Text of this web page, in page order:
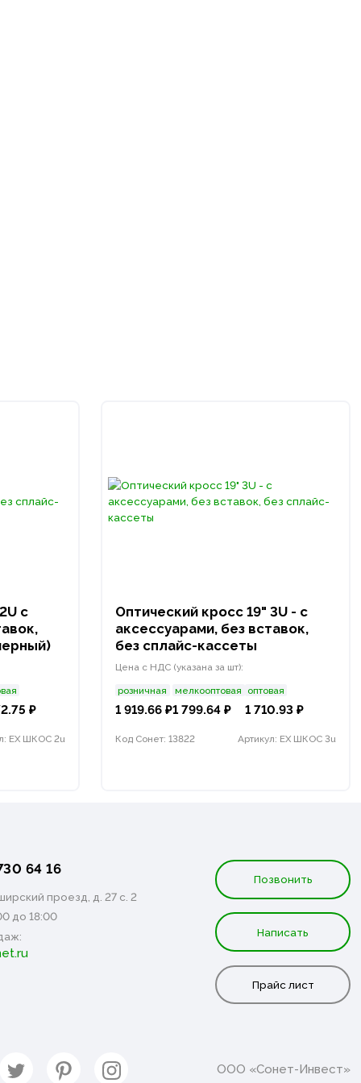
с
₽
EX ШКОС 2u
Оптический кросс 19" 3U - с
аксессуарами, без вставок,
без сплайс-кассеты
Цена с НДС (указана за шт):
розничная
1 919.66 ₽
мелкооптовая
1 799.64 ₽
оптовая
1 710.93 ₽
Код Сонет: 13822 Артикул: EX ШКОС 3u
64 16
проезд, д. 27 с. 2
до 18:00
Позвонить
Написать
Прайс лист
ООО «Сонет-Инвест»